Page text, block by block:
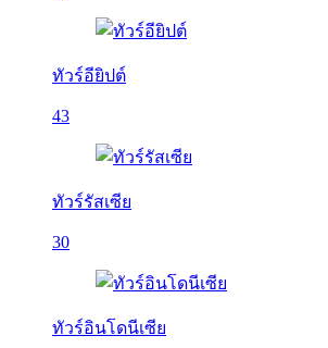
ทัวร์อียิปต์
43
ทัวร์รัสเซีย
30
ทัวร์อินโดนีเซีย